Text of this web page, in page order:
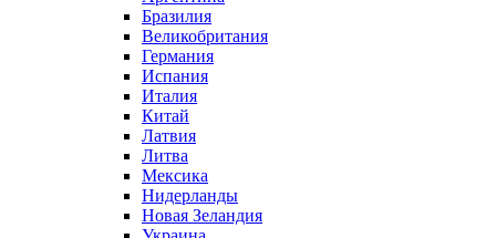
Бразилия
Великобритания
Германия
Испания
Италия
Китай
Латвия
Литва
Мексика
Нидерланды
Новая Зеландия